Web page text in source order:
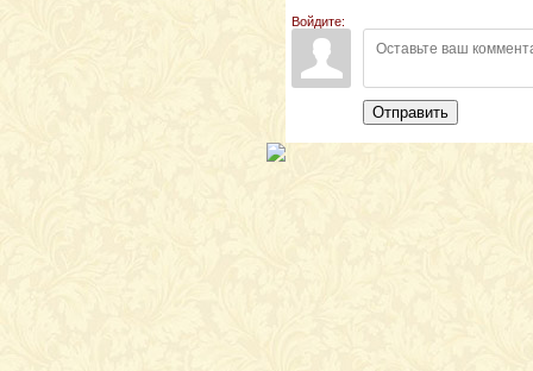
Войдите:
Отправить